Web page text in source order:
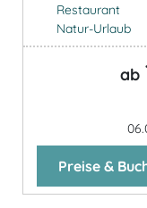
Restaurant
Natur-Urlaub
ab
Preise &